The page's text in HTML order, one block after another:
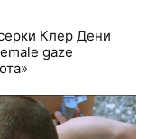
Клер Дени
gaze